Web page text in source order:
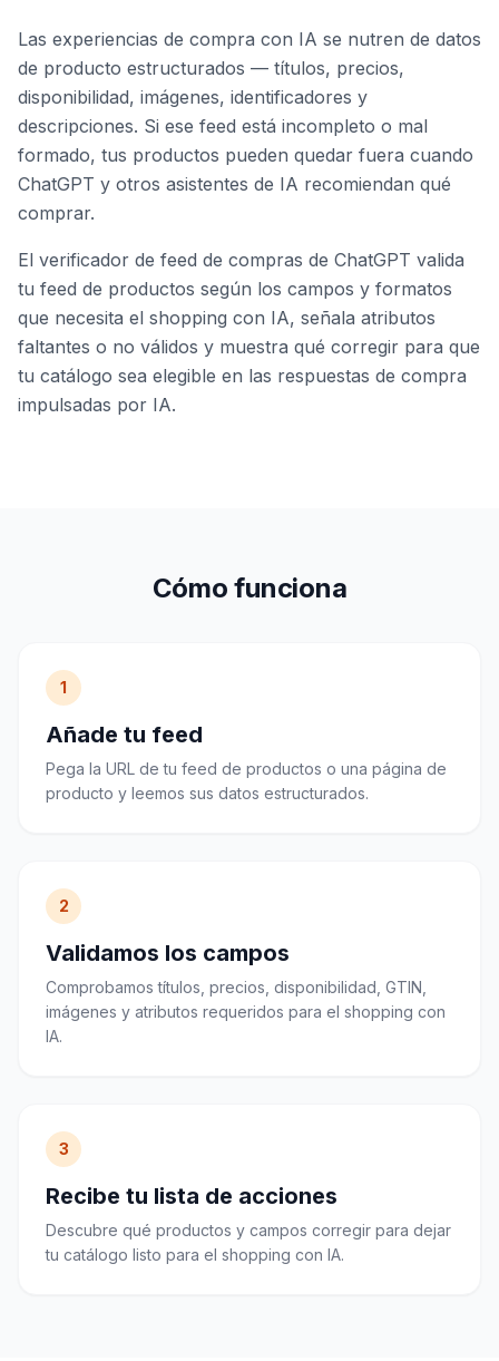
Las experiencias de compra con IA se nutren de datos
de producto estructurados — títulos, precios,
disponibilidad, imágenes, identificadores y
descripciones. Si ese feed está incompleto o mal
formado, tus productos pueden quedar fuera cuando
ChatGPT y otros asistentes de IA recomiendan qué
comprar.
El verificador de feed de compras de ChatGPT valida
tu feed de productos según los campos y formatos
que necesita el shopping con IA, señala atributos
faltantes o no válidos y muestra qué corregir para que
tu catálogo sea elegible en las respuestas de compra
impulsadas por IA.
Cómo funciona
1
Añade tu feed
Pega la URL de tu feed de productos o una página de
producto y leemos sus datos estructurados.
2
Validamos los campos
Comprobamos títulos, precios, disponibilidad, GTIN,
imágenes y atributos requeridos para el shopping con
IA.
3
Recibe tu lista de acciones
Descubre qué productos y campos corregir para dejar
tu catálogo listo para el shopping con IA.